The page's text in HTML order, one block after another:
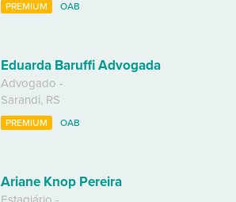
PREMIUM OAB
Eduarda Baruffi Advogada
Advogado -
Sarandi, RS
PREMIUM OAB
Ariane Knop Pereira